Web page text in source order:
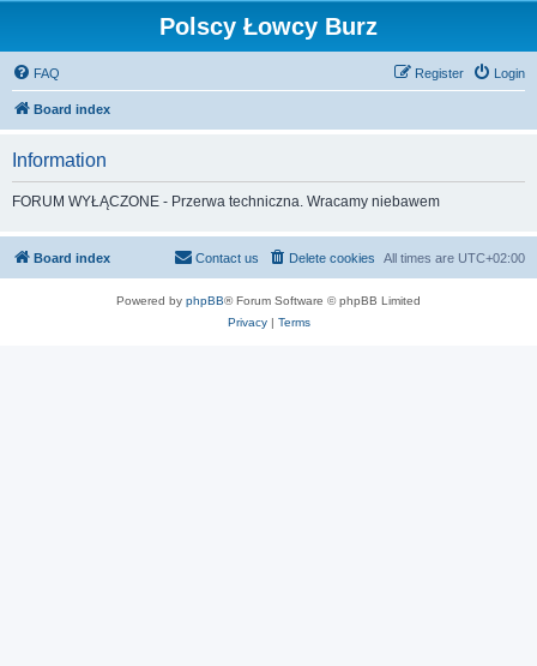
Polscy Łowcy Burz
FAQ Login
Register
Board index
Information
FORUM WYŁĄCZONE - Przerwa techniczna. Wracamy niebawem
Board index All times are UTC+02:00
Delete cookies
Contact us
Powered by phpBB® Forum Software © phpBB Limited
Privacy| Terms